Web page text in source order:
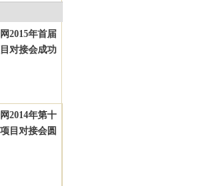
2015年首届
对接会成功
2014年第十
目对接会圆